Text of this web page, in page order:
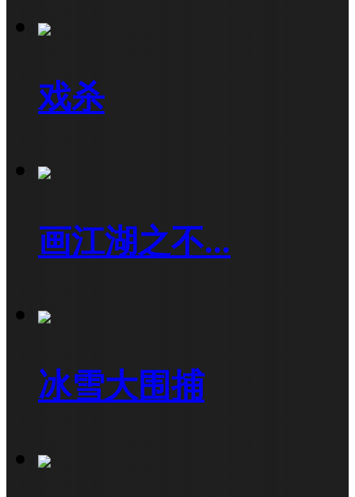
戏杀
画江湖之不...
冰雪大围捕